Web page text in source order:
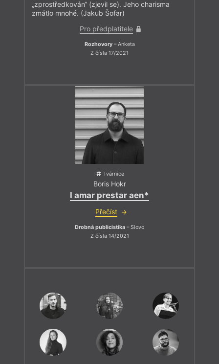
„zprostředkován“ (zjevil se). Jeho charisma
zmátlo mnohé. (Jakub Šofar)
Pro předplatitele
Rozhovory– Anketa
Z čísla 17/2021
Tvárnice
Boris Hokr
I amar prestar aen*
Přečíst
Drobná publicistika – Slovo
Z čísla 14/2021